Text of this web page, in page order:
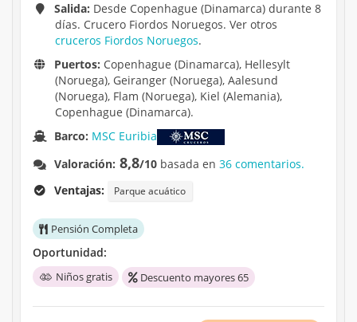
Salida: Desde Copenhague (Dinamarca) durante 8
días. Crucero Fiordos Noruegos. Ver otros
cruceros Fiordos Noruegos.
Puertos: Copenhague (Dinamarca), Hellesylt
(Noruega), Geiranger (Noruega), Aalesund
(Noruega), Flam (Noruega), Kiel (Alemania),
Copenhague (Dinamarca).
Barco: MSC Euribia
Valoración: 8,8/10 basada en36 comentarios.
Ventajas:
Parque acuático
Pensión Completa
Oportunidad:
Niños gratis Descuento mayores 65